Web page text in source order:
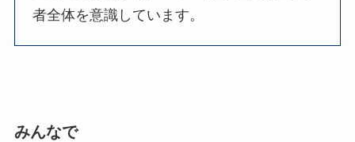
者全体を意識しています。
みんなで